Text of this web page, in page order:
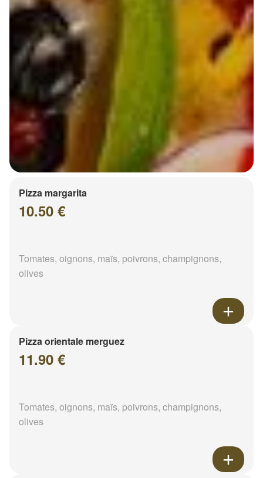
Pizza margarita
10.50 €
Tomates, oignons, maïs, poivrons, champignons,
olives
Pizza orientale merguez
11.90 €
Tomates, oignons, maïs, poivrons, champignons,
olives